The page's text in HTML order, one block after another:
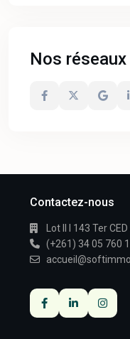
Nos
Contactez-nous
Lot II I 143 Ter
(+261) 34 05 760